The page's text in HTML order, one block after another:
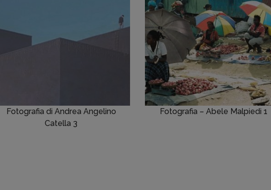
Fotografia di Andrea Angelino
Catella 3
Fotografia – Abele Malpiedi 1